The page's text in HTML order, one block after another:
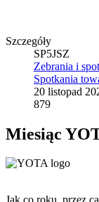
Szczegóły
SP5JSZ
Zebrania i
Spotkania
20 listopad
879
Miesiąc